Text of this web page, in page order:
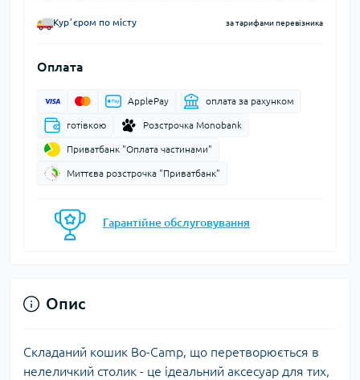
Курʼєром по місту за тарифами перевізника
Оплата
ApplePay оплата за рахунком
готівкою Розстрочка Monobank
Приватбанк "Оплата частинами"
Миттєва розстрочка "Приватбанк"
Гарантійне обслуговування
Опис
Складаний кошик Bo-Camp, що перетворюється в
нелеличкий столик - це ідеальний аксесуар для тих,